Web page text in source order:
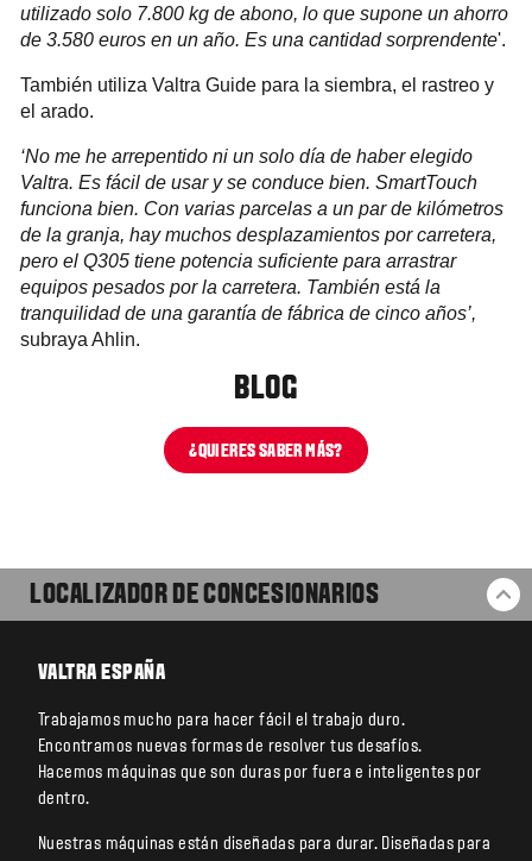
utilizado solo 7.800 kg de abono, lo que supone un ahorro
de 3.580 euros en un año. Es una cantidad sorprendente'.
También utiliza Valtra Guide para la siembra, el rastreo y
el arado.
‘No me he arrepentido ni un solo día de haber elegido
Valtra. Es fácil de usar y se conduce bien. SmartTouch
funciona bien. Con varias parcelas a un par de kilómetros
de la granja, hay muchos desplazamientos por carretera,
pero el Q305 tiene potencia suficiente para arrastrar
equipos pesados por la carretera. También está la
tranquilidad de una garantía de fábrica de cinco años’,
subraya Ahlin.
BLOG
¿QUIERES SABER MÁS?
LOCALIZADOR DE CONCESIONARIOS
VALTRA ESPAÑA
Trabajamos mucho para hacer fácil el trabajo duro.
Encontramos nuevas formas de resolver tus desafíos.
Hacemos máquinas que son duras por fuera e inteligentes por
dentro.
Nuestras máquinas están diseñadas para durar. Diseñadas para